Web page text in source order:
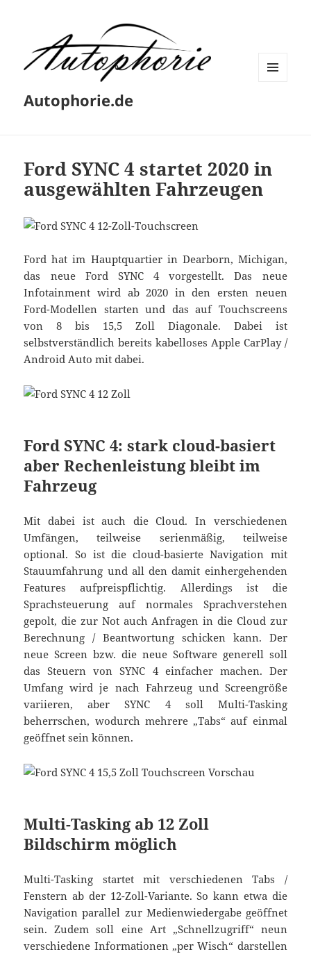
Autophorie.de
Ford SYNC 4 startet 2020 in
ausgewählten Fahrzeugen
Ford hat im Hauptquartier in Dearborn, Michigan,
das neue Ford SYNC 4 vorgestellt. Das neue
Infotainment wird ab 2020 in den ersten neuen
Ford-Modellen starten und das auf Touchscreens
von 8 bis 15,5 Zoll Diagonale. Dabei ist
selbstverständlich bereits kabelloses Apple CarPlay /
Android Auto mit dabei.
Ford SYNC 4: stark cloud-basiert
aber Rechenleistung bleibt im
Fahrzeug
Mit dabei ist auch die Cloud. In verschiedenen
Umfängen, teilweise serienmäßig, teilweise
optional. So ist die cloud-basierte Navigation mit
Stauumfahrung und all den damit einhergehenden
Features aufpreispflichtig. Allerdings ist die
Sprachsteuerung auf normales Sprachverstehen
gepolt, die zur Not auch Anfragen in die Cloud zur
Berechnung / Beantwortung schicken kann. Der
neue Screen bzw. die neue Software generell soll
das Steuern von SYNC 4 einfacher machen. Der
Umfang wird je nach Fahrzeug und Screengröße
variieren, aber SYNC 4 soll Multi-Tasking
beherrschen, wodurch mehrere „Tabs“ auf einmal
geöffnet sein können.
Multi-Tasking ab 12 Zoll
Bildschirm möglich
Multi-Tasking startet mit verschiedenen Tabs /
Fenstern ab der 12-Zoll-Variante. So kann etwa die
Navigation parallel zur Medienwiedergabe geöffnet
sein. Zudem soll eine Art „Schnellzugriff“ neun
verschiedene Informationen „per Wisch“ darstellen